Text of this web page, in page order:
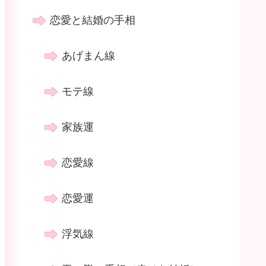
恋愛と結婚の手相
あげまん線
モテ線
家族運
恋愛線
恋愛運
浮気線